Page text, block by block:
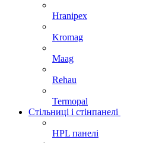
Hranipex
Kromag
Maag
Rehau
Termopal
Стільниці і стінпанелі
HPL панелі